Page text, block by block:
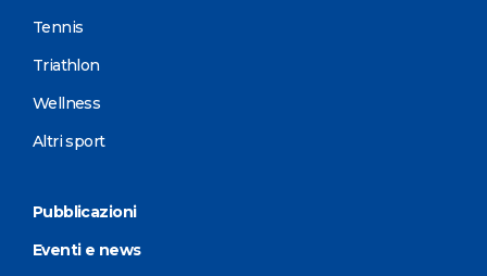
Tennis
Triathlon
Wellness
Altri sport
Pubblicazioni
Eventi e news